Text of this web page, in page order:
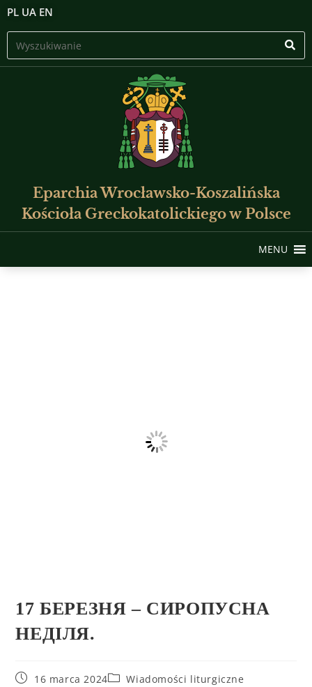
PL UA EN
Eparchia Wrocławsko-Koszalińska
Kościoła Greckokatolickiego w Polsce
MENU
17 БЕРЕЗНЯ – СИРОПУСНА
НЕДІЛЯ.
16 marca 2024
Wiadomości liturgiczne